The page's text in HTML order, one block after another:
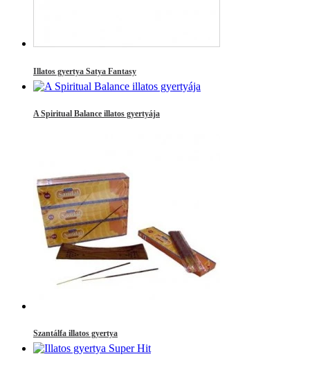
Illatos gyertya Satya Fantasy
A Spiritual Balance illatos gyertyája
Szantálfa illatos gyertya